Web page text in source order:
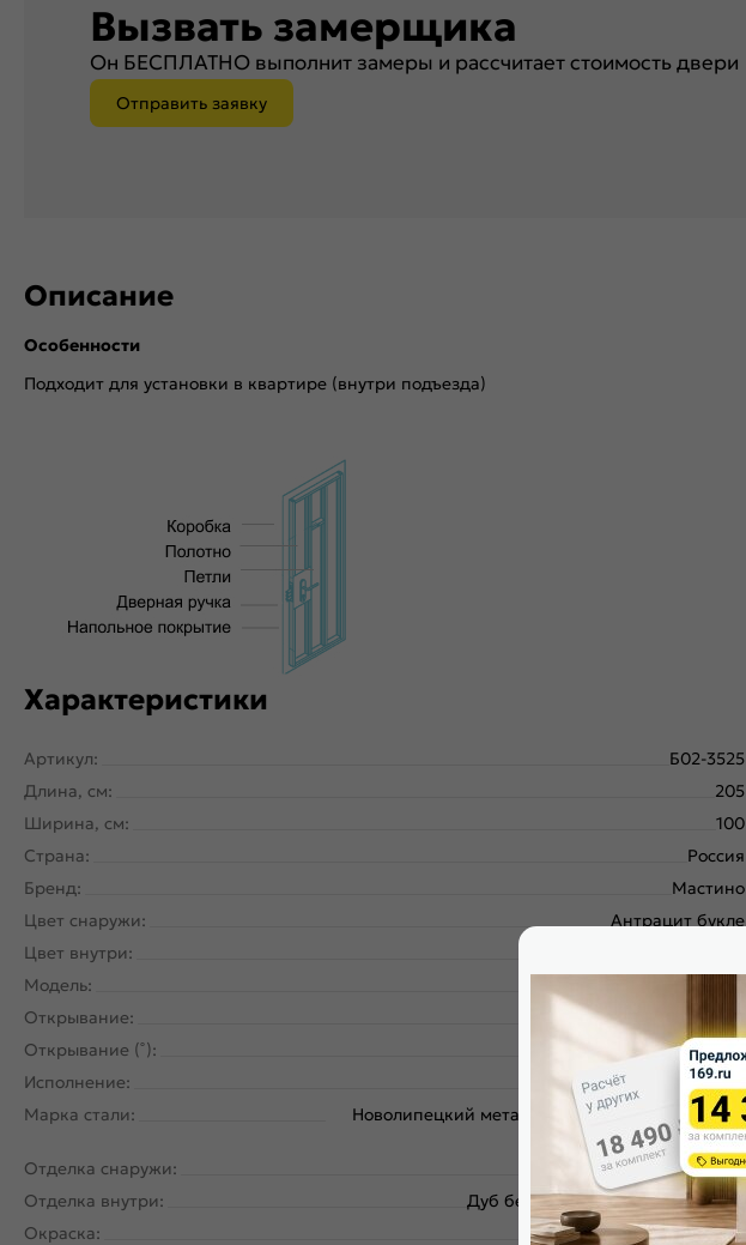
Вызвать замерщика
Он БЕСПЛАТНО выполнит замеры и рассчитает стоимость двери
Отправить заявку
Описание
Особенности
Подходит для установки в квартире (внутри подъезда)
Характеристики
Артикул:
Б02-3525
Длина, см:
205
Ширина, см:
100
Страна:
Россия
Бренд:
Мастино
Цвет снаружи:
Антрацит букле
Цвет внутри:
Модель:
Открывание:
Левое
Открывание (˚):
180
Исполнение:
Металл-панель
Марка стали:
Новолипецкий металлургический завод, завод
Северсталь; РФ
Отделка снаружи:
RL-11, Антрацит букле
Отделка внутри:
Дуб белый скандинавский, 9ED-1
Окраска:
Антрацит букле